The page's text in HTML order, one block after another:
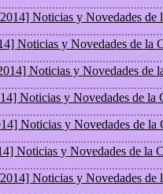
Noticias y Novedades de
Noticias y Novedades de la
Noticias y Novedades de
Noticias y Novedades de la
Noticias y Novedades de la
Noticias y Novedades de la
Noticias y Novedades de